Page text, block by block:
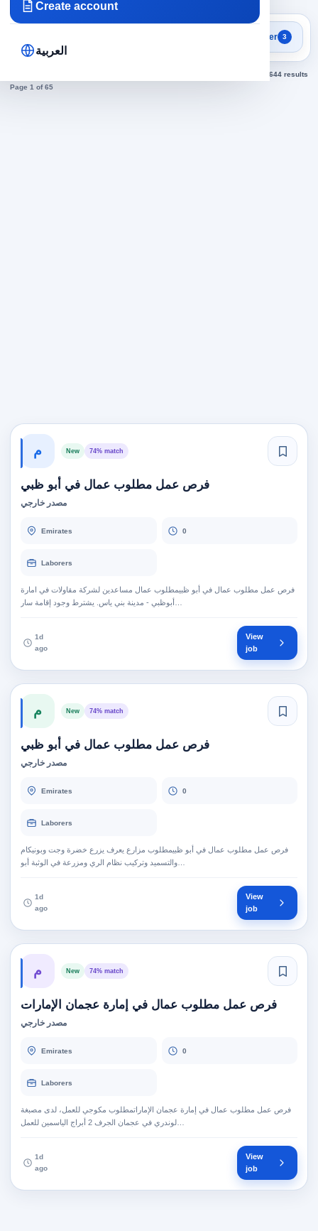
Create account
العربية
Search results
labor in Emirates jobs today Filter 3
644 results
Page 1 of 65
م New 74% match
فرص عمل مطلوب عمال في أبو ظبي
مصدر خارجي
Emirates 0
Laborers
فرص عمل مطلوب عمال في أبو ظبيمطلوب عمال مساعدين لشركة مقاولات في امارة
1d
ago
View
job
م New 74% match
فرص عمل مطلوب عمال في أبو ظبي
مصدر خارجي
Emirates 0
Laborers
فرص عمل مطلوب عمال في أبو ظبيمطلوب مزارع يعرف يزرع خضرة وجت وبونيكام
1d
ago
View
job
م New 74% match
فرص عمل مطلوب عمال في إمارة عجمان الإمارات
مصدر خارجي
Emirates 0
Laborers
فرص عمل مطلوب عمال في إمارة عجمان الإماراتمطلوب مكوجي للعمل، لدى مصبغة
1d
ago
View
job